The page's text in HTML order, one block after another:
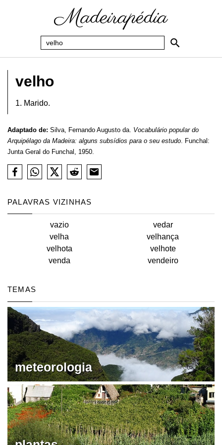
velho
1. Marido.
Adaptado de: Silva, Fernando Augusto da. Vocabulário popular do
Arquipélago da Madeira: alguns subsídios para o seu estudo. Funchal:
Junta Geral do Funchal, 1950.
PALAVRAS VIZINHAS
vazio
vedar
velha
velhança
velhota
velhote
venda
vendeiro
TEMAS
meteorologia